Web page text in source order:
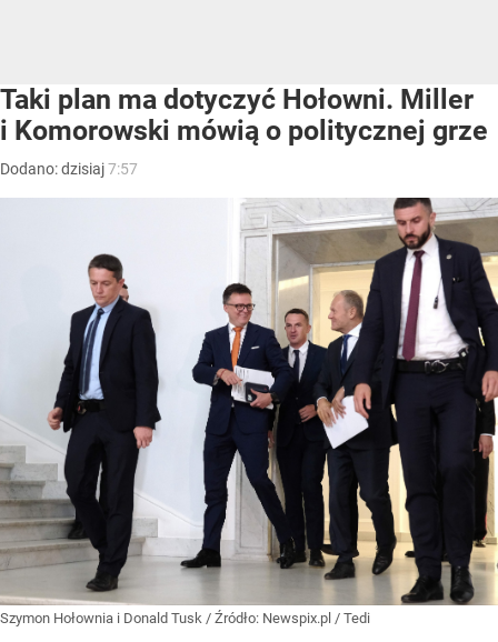
Taki plan ma dotyczyć Hołowni. Miller
i Komorowski mówią o politycznej grze
Dodano:dzisiaj7:57
Szymon Hołownia i Donald Tusk / Źródło: Newspix.pl / Tedi